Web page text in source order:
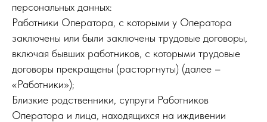
персональных данных:
Работники Оператора, с которыми у Оператора
заключены или были заключены трудовые договоры,
включая бывших работников, с которыми трудовые
договоры прекращены (расторгнуты) (далее –
«Работники»);
Близкие родственники, супруги Работников
Оператора и лица, находящихся на иждивении